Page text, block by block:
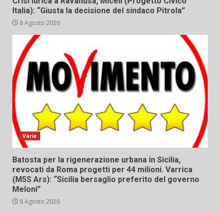
Italia): “Giusta la decisione del sindaco Pitrola”
8 Agosto 2026
Varie
Batosta per la rigenerazione urbana in Sicilia,
revocati da Roma progetti per 44 milioni. Varrica
(M5S Ars): “Sicilia bersaglio preferito del governo
Meloni”
8 Agosto 2026